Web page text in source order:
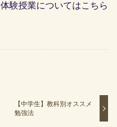
体験授業についてはこちら
【中学生】教科別オススメ
勉強法